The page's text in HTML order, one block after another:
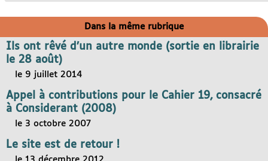
Dans la même rubrique
Ils ont rêvé d’un autre monde (sortie en librairie
le 28 août)
le 9 juillet 2014
Appel à contributions pour le Cahier 19, consacré
à Considerant (2008)
le 3 octobre 2007
Le site est de retour !